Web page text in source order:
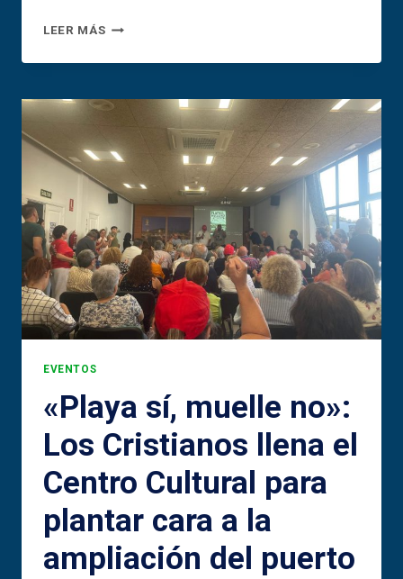
LEER MÁSLOS
HA
PLAYA
MUELLE
NO
EVENTOS
«Playa sí, muelle no»:
Los Cristianos llena el
Centro Cultural para
plantar cara a la
ampliación del puerto